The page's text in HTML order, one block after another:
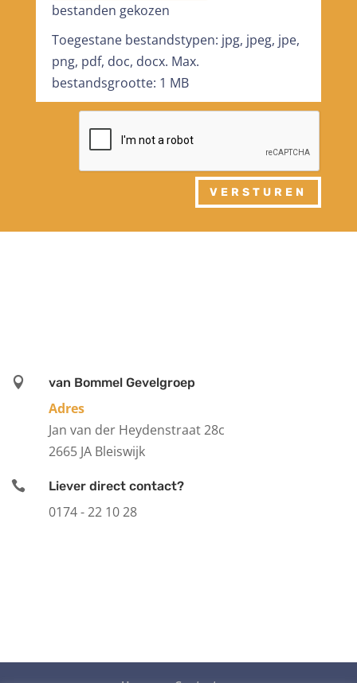
bestanden gekozen
Toegestane bestandstypen: jpg, jpeg, jpe,
png, pdf, doc, docx. Max.
bestandsgrootte: 1 MB
VERSTUREN
 van Bommel Gevelgroep
Adres
Jan van der Heydenstraat 28c
2665 JA Bleiswijk
 Liever direct contact?
0174 - 22 10 28